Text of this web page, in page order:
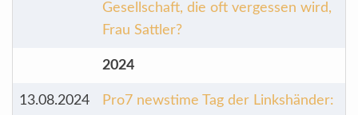
Gesellschaft, die oft vergessen wird,
Frau Sattler?
2024
13.08.2024
Pro7 newstime Tag der Linkshänder: